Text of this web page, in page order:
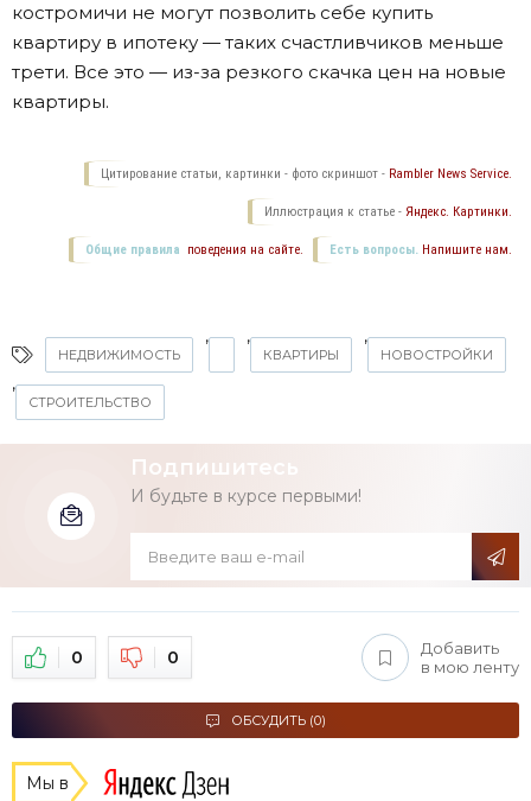
костромичи не могут позволить себе купить
квартиру в ипотеку — таких счастливчиков меньше
трети. Все это — из-за резкого скачка цен на новые
квартиры.
Цитирование статьи, картинки - фото скриншот - Rambler News Service.
Иллюстрация к статье - Яндекс. Картинки.
Есть вопросы. Напишите нам.
Общие правила поведения на сайте.
НЕДВИЖИМОСТЬ
, ,
КВАРТИРЫ
,
НОВОСТРОЙКИ
,
СТРОИТЕЛЬСТВО
Подпишитесь
И будьте в курсе первыми!
0 0
Добавить
в мою ленту
ОБСУДИТЬ (0)
Мы в